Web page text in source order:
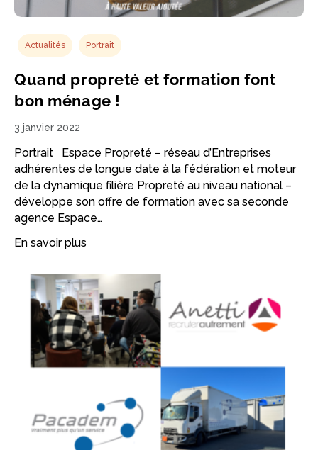
Actualités Portrait
Quand propreté et formation font
bon ménage !
3 janvier 2022
Portrait Espace Propreté – réseau d’Entreprises
adhérentes de longue date à la fédération et moteur
de la dynamique filière Propreté au niveau national –
développe son offre de formation avec sa seconde
agence Espace…
En savoir plus